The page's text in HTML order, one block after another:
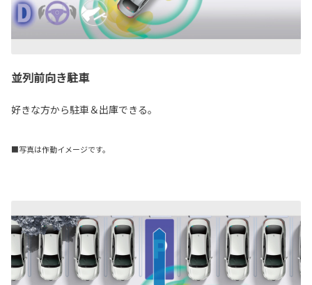
並列前向き駐車
好きな方から駐車＆出庫できる。
■写真は作動イメージです。